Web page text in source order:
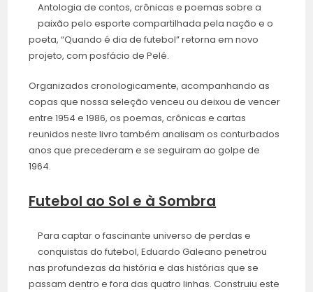
Antologia de contos, crônicas e poemas sobre a
paixão pelo esporte compartilhada pela nação e o
poeta, “Quando é dia de futebol” retorna em novo
projeto, com posfácio de Pelé.
Organizados cronologicamente, acompanhando as
copas que nossa seleção venceu ou deixou de vencer
entre 1954 e 1986, os poemas, crônicas e cartas
reunidos neste livro também analisam os conturbados
anos que precederam e se seguiram ao golpe de
1964.
Futebol ao Sol e à Sombra
Para captar o fascinante universo de perdas e
conquistas do futebol, Eduardo Galeano penetrou
nas profundezas da história e das histórias que se
passam dentro e fora das quatro linhas. Construiu este